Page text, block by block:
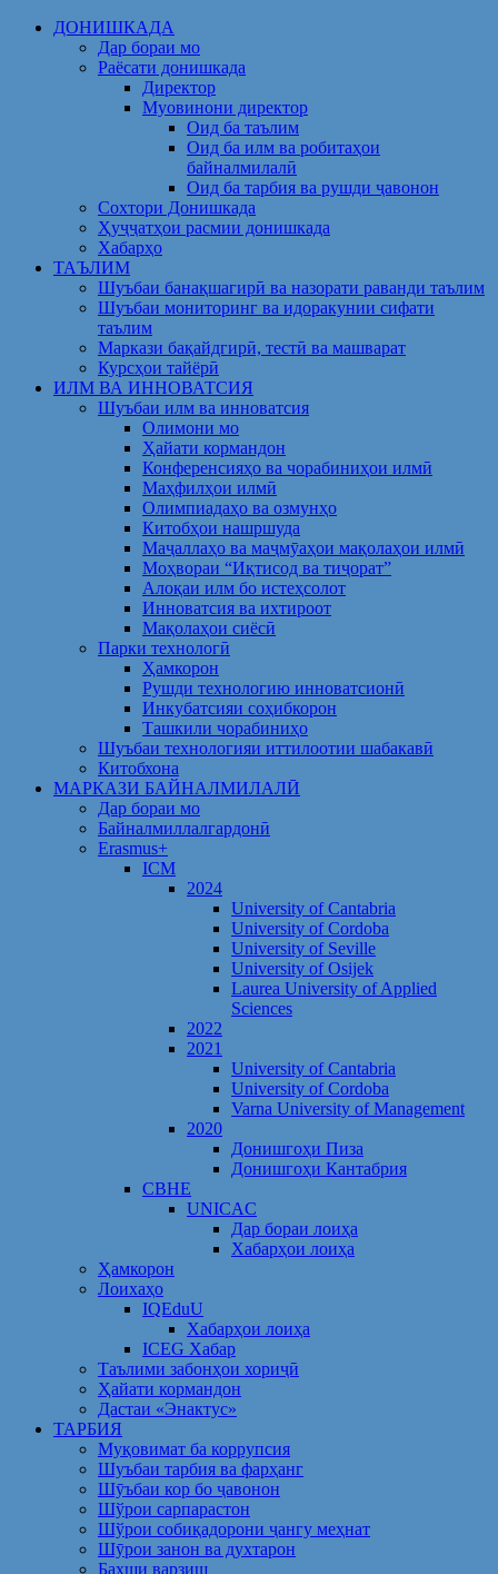
Skip
ДОНИШКАДА
Дар бораи мо
Раёсати донишкада
Директор
Муовинони директор
Оид ба таълим
Оид ба илм ва робитаҳои
байналмилалӣ
Оид ба тарбия ва рушди ҷавонон
Сохтори Донишкада
Ҳуҷҷатҳои расмии донишкада
Хабарҳо
ТАЪЛИМ
Шуъбаи банақшагирӣ ва назорати раванди таълим
Шуъбаи мониторинг ва идоракунии сифати
таълим
Маркази бақайдгирӣ, тестӣ ва машварат
Курсҳои тайёрӣ
ИЛМ ВА ИННОВАТСИЯ
Шуъбаи илм ва инноватсия
Олимони мо
Ҳайати кормандон
Конференсияҳо ва чорабиниҳои илмӣ
Маҳфилҳои илмӣ
Олимпиадаҳо ва озмунҳо
Китобҳои нашршуда
Маҷаллаҳо ва маҷмӯаҳои мақолаҳои илмӣ
Моҳвораи “Иқтисод ва тиҷорат”
Алоқаи илм бо истеҳсолот
Инноватсия ва ихтироот
Мақолаҳои сиёсӣ
Парки технологӣ
Ҳамкорон
Рушди технологию инноватсионӣ
Инкубатсияи соҳибкорон
Ташкили чорабиниҳо
Шуъбаи технологияи иттилоотии шабакавӣ
Китобхона
МАРКАЗИ БАЙНАЛМИЛАЛӢ
Дар бораи мо
Байналмиллалгардонӣ
Erasmus+
ICM
2024
University of Cantabria
University of Cordoba
University of Seville
University of Osijek
Laurea University of Applied
Sciences
2022
2021
University of Cantabria
University of Cordoba
Varna University of Management
2020
Донишгоҳи Пиза
Донишгоҳи Кантабрия
CBHE
UNICAC
Дар бораи лоиҳа
Хабарҳои лоиҳа
Ҳамкорон
Лоихаҳо
IQEduU
Хабарҳои лоиҳа
ICEG Хабар
Таълими забонҳои хориҷӣ
Ҳайати кормандон
Дастаи «Энактус»
ТАРБИЯ
Муқовимат ба коррупсия
Шуъбаи тарбия ва фарҳанг
Шӯъбаи кор бо ҷавонон
Шўрои сарпарастон
Шўрои собиқадорони ҷангу меҳнат
Шӯрои занон ва духтарон
Бахши варзиш